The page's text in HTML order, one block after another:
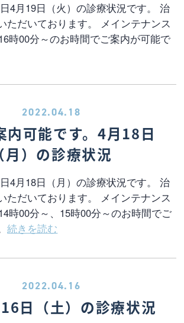
4月19日（火）の診療状況です。 治
ただいております。 メインテナンス
時00分～のお時間でご案内が可能で
2022.04.18
内可能です。4月18日
（月）の診療状況
4月18日（月）の診療状況です。 治
ただいております。 メインテナンス
時00分～、15時00分～のお時間でご
続きを読む
2022.04.16
日（土）の診療状況